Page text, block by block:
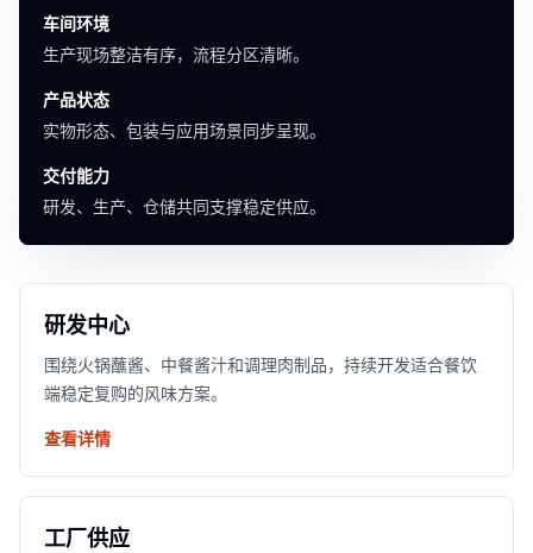
车间环境
生产现场整洁有序，流程分区清晰。
产品状态
实物形态、包装与应用场景同步呈现。
交付能力
研发、生产、仓储共同支撑稳定供应。
研发中心
围绕火锅蘸酱、中餐酱汁和调理肉制品，持续开发适合餐饮
端稳定复购的风味方案。
查看详情
工厂供应